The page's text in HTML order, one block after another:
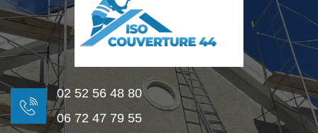
02 52 56 48 80
06 72 47 79 55